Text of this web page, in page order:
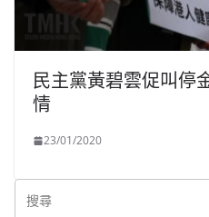
民主黨黃碧雲促叫停
情
23/01/2020